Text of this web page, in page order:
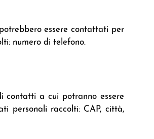
essere contattati per
numero di telefono.
contatti a cui potranno essere
personali raccolti: CAP, città,